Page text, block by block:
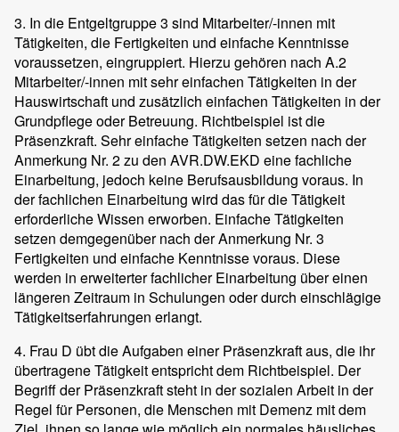
3. In die Entgeltgruppe 3 sind Mitarbeiter/-innen mit
Tätigkeiten, die Fertigkeiten und einfache Kenntnisse
voraussetzen, eingruppiert. Hierzu gehören nach A.2
Mitarbeiter/-innen mit sehr einfachen Tätigkeiten in der
Hauswirtschaft und zusätzlich einfachen Tätigkeiten in der
Grundpflege oder Betreuung. Richtbeispiel ist die
Präsenzkraft. Sehr einfache Tätigkeiten setzen nach der
Anmerkung Nr. 2 zu den AVR.DW.EKD eine fachliche
Einarbeitung, jedoch keine Berufsausbildung voraus. In
der fachlichen Einarbeitung wird das für die Tätigkeit
erforderliche Wissen erworben. Einfache Tätigkeiten
setzen demgegenüber nach der Anmerkung Nr. 3
Fertigkeiten und einfache Kenntnisse voraus. Diese
werden in erweiterter fachlicher Einarbeitung über einen
längeren Zeitraum in Schulungen oder durch einschlägige
Tätigkeitserfahrungen erlangt.
4. Frau D übt die Aufgaben einer Präsenzkraft aus, die ihr
übertragene Tätigkeit entspricht dem Richtbeispiel. Der
Begriff der Präsenzkraft steht in der sozialen Arbeit in der
Regel für Personen, die Menschen mit Demenz mit dem